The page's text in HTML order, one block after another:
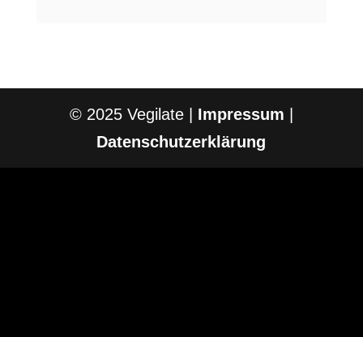
© 2025 Vegilate | Impressum
Datenschutzerklärung